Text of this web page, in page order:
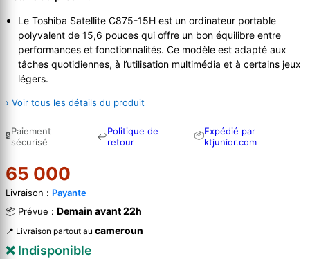
Le Toshiba Satellite C875-15H est un ordinateur portable
polyvalent de 15,6 pouces qui offre un bon équilibre entre
performances et fonctionnalités. Ce modèle est adapté aux
tâches quotidiennes, à l’utilisation multimédia et à certains jeux
légers.
› Voir tous les détails du produit
🔒Paiement
sécurisé
↩Politique de
retour
📦Expédié par
ktjunior.com
65 000
Livraison : Payante
📦 Prévue : Demain avant 22h
📍 Livraison partout au cameroun
❌ Indisponible